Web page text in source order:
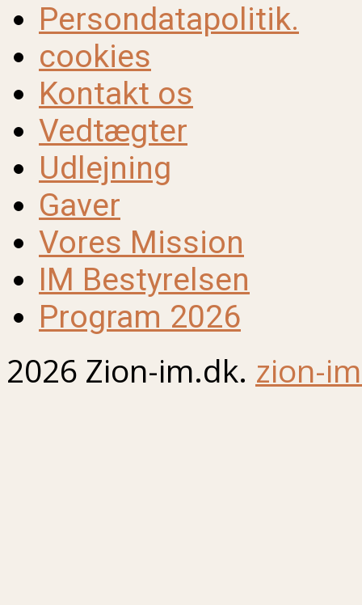
Persondatapolitik.
cookies
Kontakt os
Vedtægter
Udlejning
Gaver
Vores Mission
IM Bestyrelsen
Program 2026
2026 Zion-im.dk. zion-